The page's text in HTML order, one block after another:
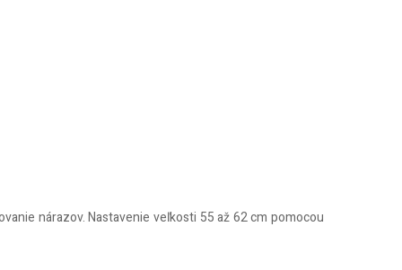
nárazov. Nastavenie veľkosti 55 až 62 cm pomocou